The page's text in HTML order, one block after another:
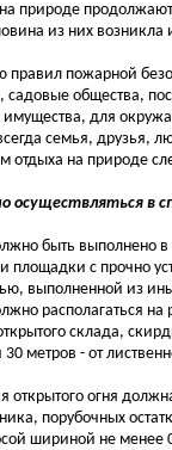
природе
из них возникла
пожарной
садовые общества,
имущества, для
семья, друзья,
на природе
осуществляться в
быть
площадки с прочно
выполненной из
располагаться
склада,
метров - от
открытого огня
порубочных
шириной не менее